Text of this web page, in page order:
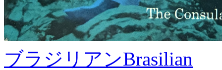
ブラジリアンBrasilian